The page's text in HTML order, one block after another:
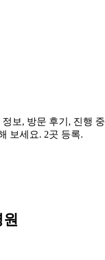
보, 방문 후기, 진행 중
보세요. 2곳 등록.